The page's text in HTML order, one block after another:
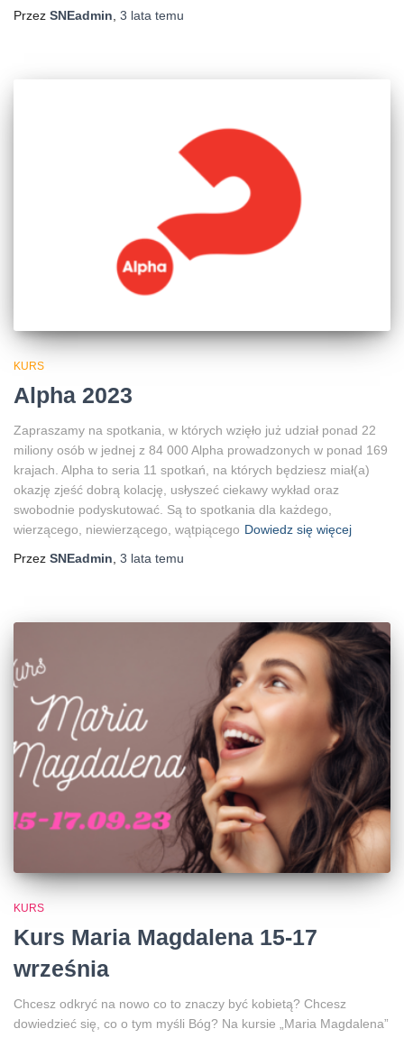
Przez SNEadmin 3 lata temu
KURS
Alpha 2023
Zapraszamy na spotkania, w których wzięło już udział ponad 22
miliony osób w jednej z 84 000 Alpha prowadzonych w ponad 169
krajach. Alpha to seria 11 spotkań, na których będziesz miał(a)
okazję zjeść dobrą kolację, usłyszeć ciekawy wykład oraz
swobodnie podyskutować. Są to spotkania dla każdego,
wierzącego, niewierzącego, wątpiącego Dowiedz się więcej
Przez SNEadmin 3 lata temu
KURS
Kurs Maria Magdalena 15-17
września
Chcesz odkryć na nowo co to znaczy być kobietą? Chcesz
dowiedzieć się, co o tym myśli Bóg? Na kursie „Maria Magdalena”